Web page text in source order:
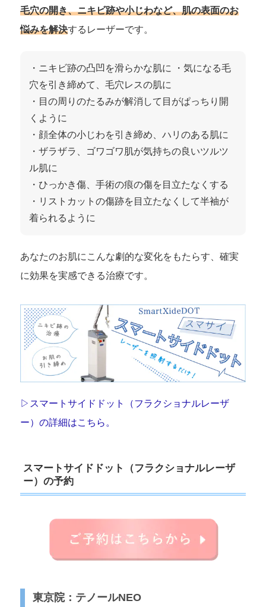
毛穴の開き、ニキビ跡や小じわなど、肌の表面のお
悩みを解決するレーザーです。
・ニキビ跡の凸凹を滑らかな肌に ・気になる毛
穴を引き締めて、毛穴レスの肌に
・目の周りのたるみが解消して目がぱっちり開
くように
・顔全体の小じわを引き締め、ハリのある肌に
・ザラザラ、ゴワゴワ肌が気持ちの良いツルツ
ル肌に
・ひっかき傷、手術の痕の傷を目立たなくする
・リストカットの傷跡を目立たなくして半袖が
着られるように
あなたのお肌にこんな劇的な変化をもたらす、確実
に効果を実感できる治療です。
▷スマートサイドドット（フラクショナルレーザ
ー）の詳細はこちら。
スマートサイドドット（フラクショナルレーザ
ー）の予約
東京院：テノールNEO